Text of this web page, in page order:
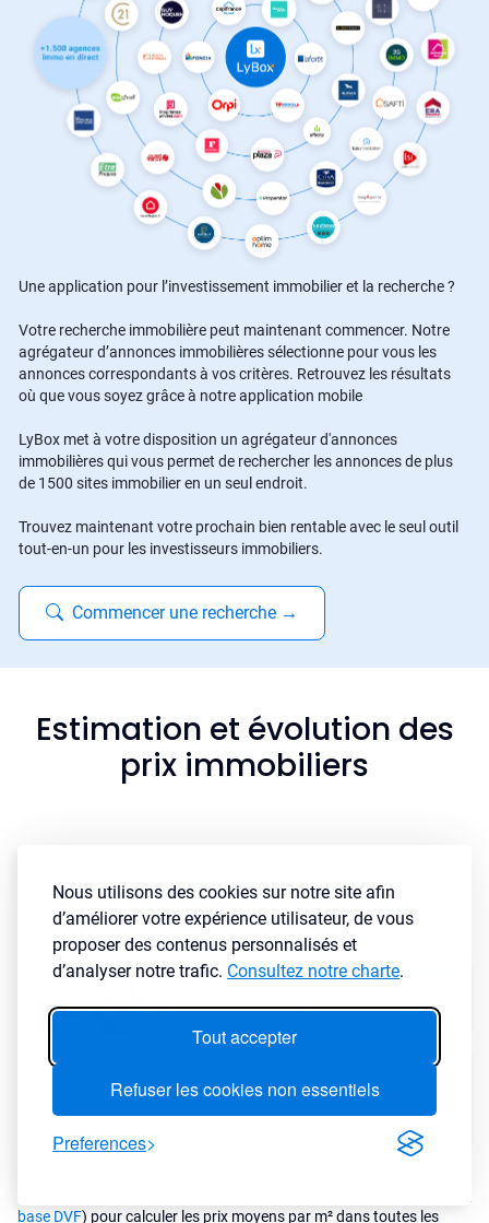
Nous utilisons des cookies sur notre site afin
d’améliorer votre expérience utilisateur, de vous
proposer des contenus personnalisés et
d’analyser notre trafic. Consultez notre charte.
Tout accepter
Refuser les cookies non essentiels
Preferences
Une application pour l’investissement immobilier et la recherche ?
Votre recherche immobilière peut maintenant commencer. Notre
agrégateur d’annonces immobilières sélectionne pour vous les
annonces correspondants à vos critères. Retrouvez les résultats
où que vous soyez grâce à notre application mobile
LyBox met à votre disposition un agrégateur d'annonces
immobilières qui vous permet de rechercher les annonces de plus
de 1500 sites immobilier en un seul endroit.
Trouvez maintenant votre prochain bien rentable avec le seul outil
tout-en-un pour les investisseurs immobiliers.
Commencer une recherche →
Estimation et évolution des
prix immobiliers
base DVF) pour calculer les prix moyens par m² dans toutes les